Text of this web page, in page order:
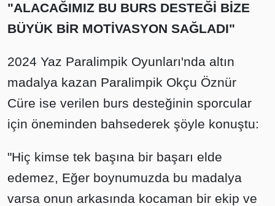
"ALACAĞIMIZ BU BURS DESTEĞİ BİZE
BÜYÜK BİR MOTİVASYON SAĞLADI"
2024 Yaz Paralimpik Oyunları'nda altın
madalya kazan Paralimpik Okçu Öznür
Cüre ise verilen burs desteğinin sporcular
için öneminden bahsederek şöyle konuştu:
"Hiç kimse tek başına bir başarı elde
edemez, Eğer boynumuzda bu madalya
varsa onun arkasında kocaman bir ekip ve